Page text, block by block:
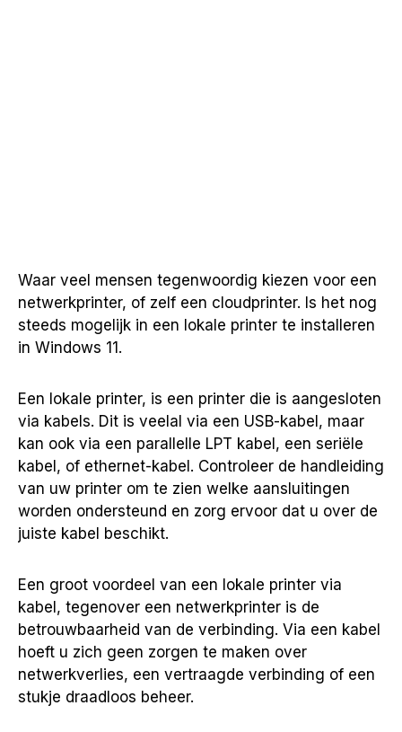
Waar veel mensen tegenwoordig kiezen voor een
netwerkprinter, of zelf een cloudprinter. Is het nog
steeds mogelijk in een lokale printer te installeren
in Windows 11.
Een lokale printer, is een printer die is aangesloten
via kabels. Dit is veelal via een USB-kabel, maar
kan ook via een parallelle LPT kabel, een seriële
kabel, of ethernet-kabel. Controleer de handleiding
van uw printer om te zien welke aansluitingen
worden ondersteund en zorg ervoor dat u over de
juiste kabel beschikt.
Een groot voordeel van een lokale printer via
kabel, tegenover een netwerkprinter is de
betrouwbaarheid van de verbinding. Via een kabel
hoeft u zich geen zorgen te maken over
netwerkverlies, een vertraagde verbinding of een
stukje draadloos beheer.